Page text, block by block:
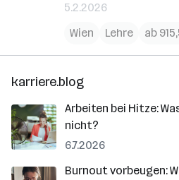
5.2.2026
Wien
Lehre ab
karriere.blog
Arbeiten bei Hitze:
nicht?
6.7.2026
Burnout vorbeugen: